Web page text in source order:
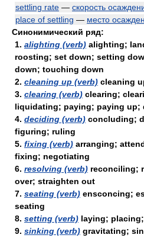
settling rate — скорость
place of settling — место
Синонимический ряд:
1. alighting (verb) alighting;
roosting; set down; setting
down; touching down
2. cleaning up (verb) cleaning
3. clearing (verb) clearing;
liquidating; paying; paying
4. deciding (verb) concluding;
figuring; ruling
5. fixing (verb) arranging;
fixing; negotiating
6. resolving (verb) reconciling;
over; straighten out
7. seating (verb) ensconcing;
seating
8. setting (verb) laying;
9. sinking (verb) gravitating;